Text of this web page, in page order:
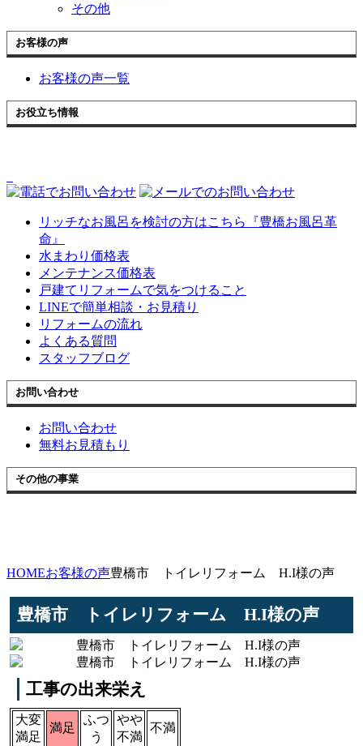
その他
お客様の声
お客様の声一覧
お役立ち情報
リッチなお風呂を検討の方はこちら『豊橋お風呂革
命』
水まわり価格表
メンテナンス価格表
戸建てリフォームで気をつけること
LINEで簡単相談・お見積り
リフォームの流れ
よくある質問
スタッフブログ
お問い合わせ
お問い合わせ
無料お見積もり
その他の事業
HOMEお客様の声豊橋市 トイレリフォーム H.I様の声
豊橋市 トイレリフォーム H.I様の声
工事の出来栄え
大変
満足
満足
ふつ
う
やや
不満
不満